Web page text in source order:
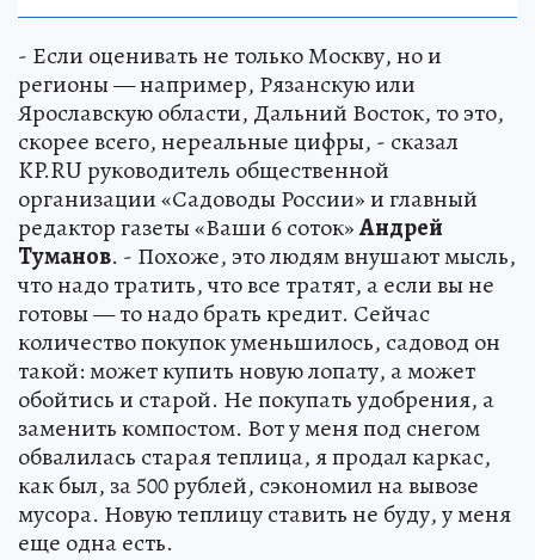
- Если оценивать не только Москву, но и
регионы — например, Рязанскую или
Ярославскую области, Дальний Восток, то это,
скорее всего, нереальные цифры, - сказал
KP.RU руководитель общественной
организации «Садоводы России» и главный
редактор газеты «Ваши 6 соток»Андрей
Туманов. - Похоже, это людям внушают мысль,
что надо тратить, что все тратят, а если вы не
готовы — то надо брать кредит. Сейчас
количество покупок уменьшилось, садовод он
такой: может купить новую лопату, а может
обойтись и старой. Не покупать удобрения, а
заменить компостом. Вот у меня под снегом
обвалилась старая теплица, я продал каркас,
как был, за 500 рублей, сэкономил на вывозе
мусора. Новую теплицу ставить не буду, у меня
еще одна есть.